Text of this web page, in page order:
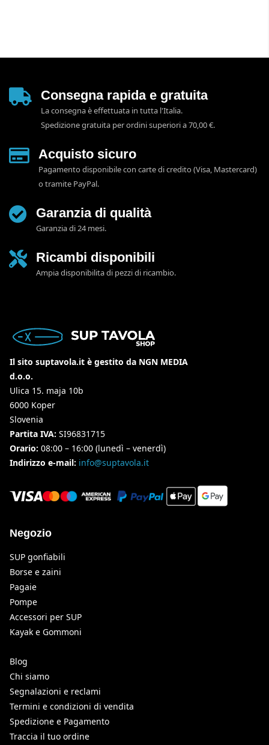
Consegna rapida e gratuita
La consegna è effettuata in tutta l'Italia.
Spedizione gratuita per ordini superiori a 70,00 €.
Acquisto sicuro
Pagamento disponibile con carte di credito (Visa, Mastercard)
o tramite PayPal.
Garanzia di qualità
Garanzia di 24 mesi.
Ricambi disponibili
Ampia disponibilita di pezzi di ricambio.
Il sito suptavola.it è gestito da NGN MEDIA
d.o.o.
Ulica 15. maja 10b
6000 Koper
Slovenia
Partita IVA: SI96831715
Orario: 08:00 – 16:00 (lunedì – venerdì)
Indirizzo e-mail: info@suptavola.it
Negozio
SUP gonfiabili
Borse e zaini
Pagaie
Pompe
Accessori per SUP
Kayak e Gommoni
Blog
Chi siamo
Segnalazioni e reclami
Termini e condizioni di vendita
Spedizione e Pagamento
Traccia il tuo ordine